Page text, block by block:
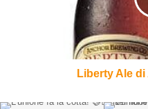
Liberty Ale